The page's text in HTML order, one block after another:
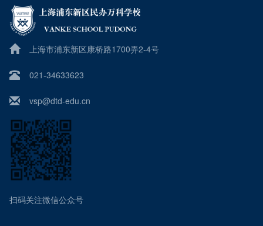
上海市浦东新区康桥路1700弄2-4号
021-34633623
vsp@dtd-edu.cn
扫码关注微信公众号